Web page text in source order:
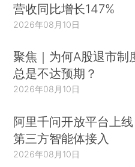
营收同比增长147%
2026年08月10日
聚焦｜为何A股退市制
总是不达预期？
2026年08月10日
阿里千问开放平台上
第三方智能体接入
2026年08月10日